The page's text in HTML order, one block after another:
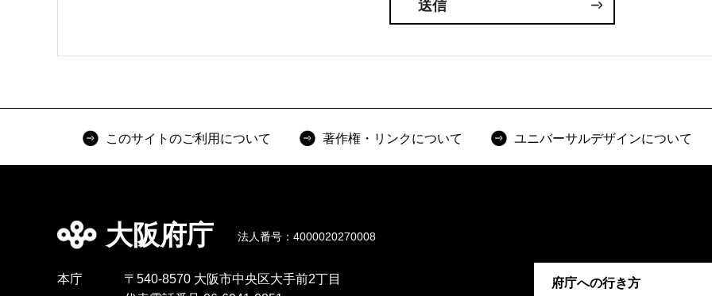
このサイトのご利用について 著作権・リンクについて ユニバーサルデザインについて
大阪府庁 法人番号：4000020270008
本庁
〒540-8570 大阪市中央区大手前2丁目
府庁への行き方